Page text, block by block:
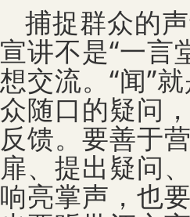
捕捉群众的
宣讲不是“一言
想交流。“闻”
众随口的疑问
反馈。要善于
扉、提出疑问
响亮掌声，也